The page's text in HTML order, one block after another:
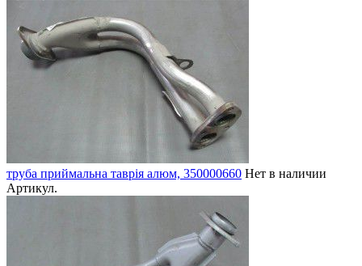
труба приймальна таврія алюм, 350000660 Нет в наличии
Артикул.